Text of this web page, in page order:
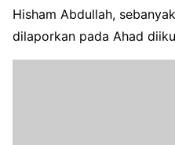
Hisham Abdullah,
dilaporkan pada Ahad